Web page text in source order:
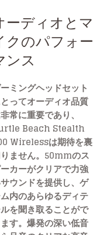
ーディオとマ
クのパフォー
ンス
ミングヘッドセット
ってオーディオ品質
常に重要であり、
Beach Stealth
Wirelessは期待を裏
ません。50mmのス
カーがクリアで力強
ウンドを提供し、ゲ
内のあらゆるディテ
を聞き取ることがで
す。爆発の深い低音